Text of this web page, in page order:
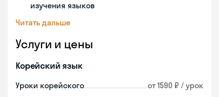
изучения языков
Читать дальше
Услуги и цены
Корейский язык
Уроки корейского от 1590 ₽ / урок